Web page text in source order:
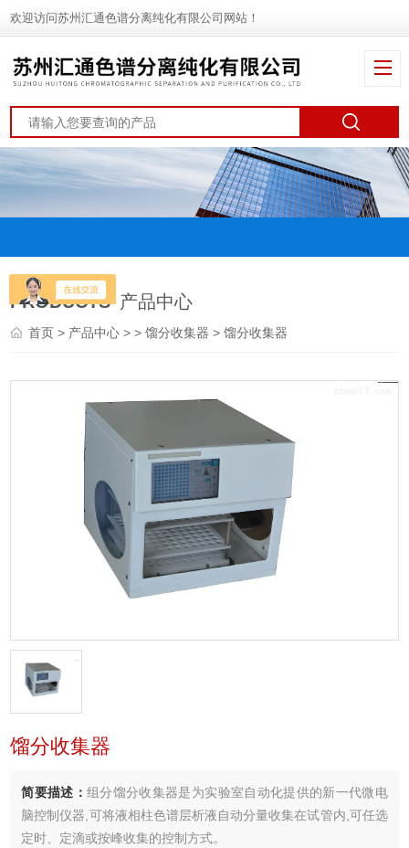
欢迎访问苏州汇通色谱分离纯化有限公司网站！
PRODUCTS 产品中心
首页> 产品中心 > >馏分收集器 > 馏分收集器
馏分收集器
简要描述： 组分馏分收集器是为实验室自动化提供的新一代微电
脑控制仪器,可将液相柱色谱层析液自动分量收集在试管内,可任选
定时、定滴或按峰收集的控制方式。